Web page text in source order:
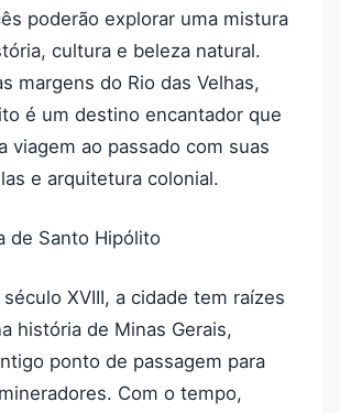
poderão explorar uma mistura
cultura e beleza natural.
margens do Rio das Velhas,
é um destino encantador que
viagem ao passado com suas
e arquitetura colonial.
de Santo Hipólito
XVIII, a cidade tem raízes
história de Minas Gerais,
ponto de passagem para
Com o tempo,